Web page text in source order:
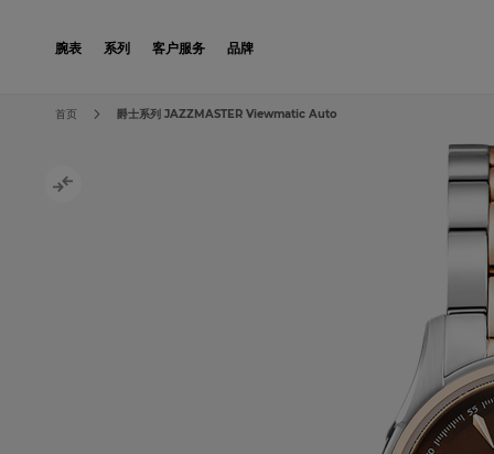
腕表 系列 客户服务 品牌
Skip to the end of the images gallery
Skip to the beginning of the images gallery
首页 爵士系列 JAZZMASTER Viewmatic Auto